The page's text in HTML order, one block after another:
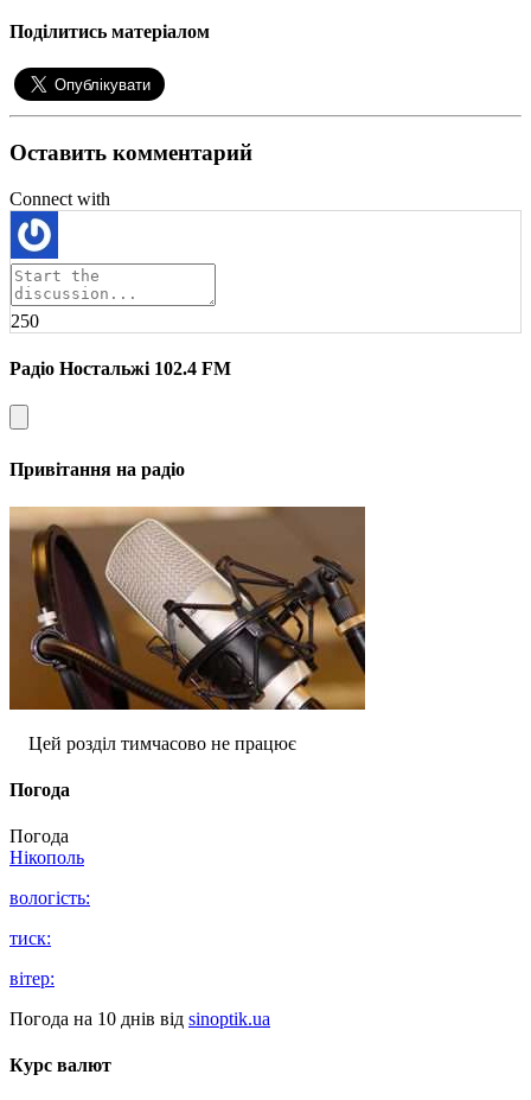
Поділитись матеріалом
Оставить комментарий
Connect with
250
Радіо Ностальжі 102.4 FM
Привітання на радіо
Цей розділ тимчасово не працює
Погода
Погода
Нікополь
вологість:
тиск:
вітер:
Погода на 10 днів від sinoptik.ua
Курс валют